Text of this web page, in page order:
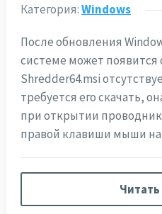
Категория:Windows
После обновления
системе может появится
Shredder64.msi
требуется его скачать,
при открытии
правой клавиши мыши